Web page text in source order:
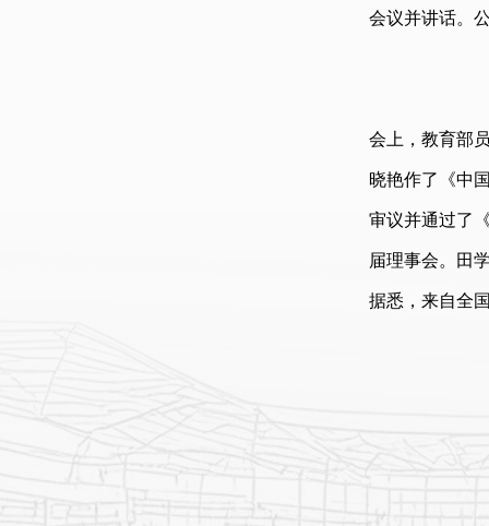
会议并讲话。
会上，教育部
晓艳作了《中
审议并通过了
届理事会。田
据悉，来自全